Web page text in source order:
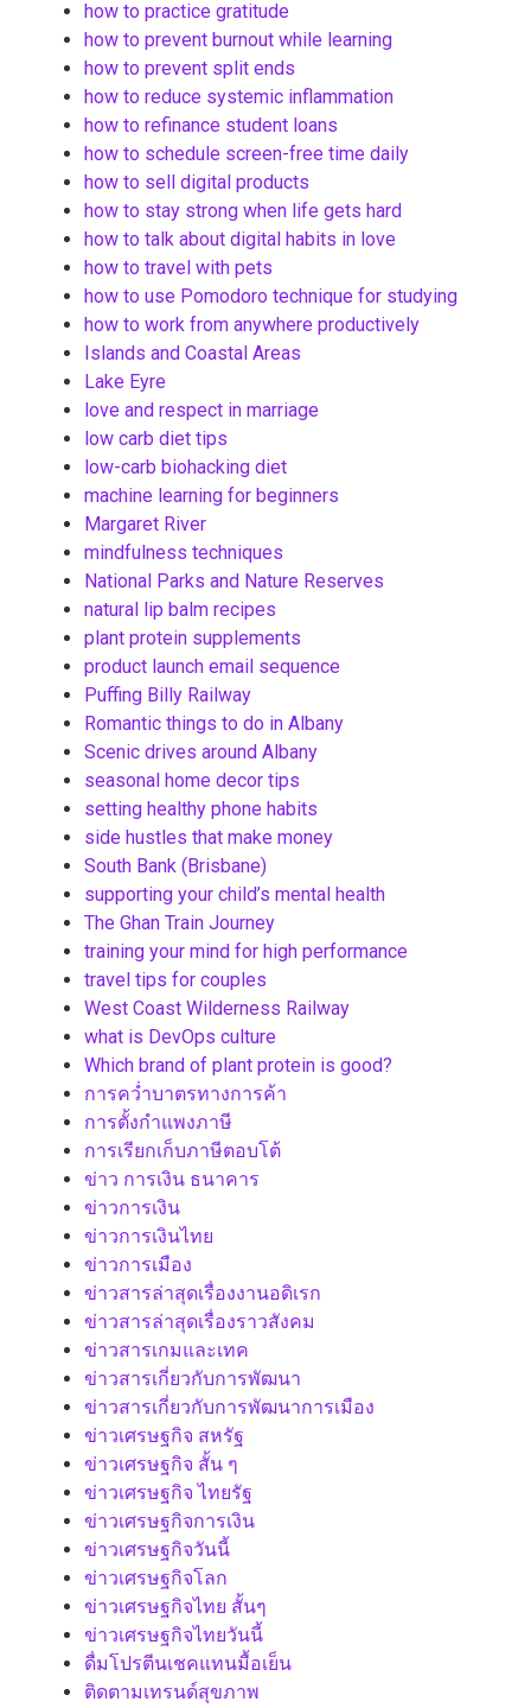
how to practice gratitude
how to prevent burnout while learning
how to prevent split ends
how to reduce systemic inflammation
how to refinance student loans
how to schedule screen-free time daily
how to sell digital products
how to stay strong when life gets hard
how to talk about digital habits in love
how to travel with pets
how to use Pomodoro technique for studying
how to work from anywhere productively
Islands and Coastal Areas
Lake Eyre
love and respect in marriage
low carb diet tips
low-carb biohacking diet
machine learning for beginners
Margaret River
mindfulness techniques
National Parks and Nature Reserves
natural lip balm recipes
plant protein supplements
product launch email sequence
Puffing Billy Railway
Romantic things to do in Albany
Scenic drives around Albany
seasonal home decor tips
setting healthy phone habits
side hustles that make money
South Bank (Brisbane)
supporting your child’s mental health
The Ghan Train Journey
training your mind for high performance
travel tips for couples
West Coast Wilderness Railway
what is DevOps culture
Which brand of plant protein is good?
การคว่ำบาตรทางการค้า
การตั้งกำแพงภาษี
การเรียกเก็บภาษีตอบโต้
ข่าว การเงิน ธนาคาร
ข่าวการเงิน
ข่าวการเงินไทย
ข่าวการเมือง
ข่าวสารล่าสุดเรื่องงานอดิเรก
ข่าวสารล่าสุดเรื่องราวสังคม
ข่าวสารเกมและเทค
ข่าวสารเกี่ยวกับการพัฒนา
ข่าวสารเกี่ยวกับการพัฒนาการเมือง
ข่าวเศรษฐกิจ สหรัฐ
ข่าวเศรษฐกิจ สั้น ๆ
ข่าวเศรษฐกิจ ไทยรัฐ
ข่าวเศรษฐกิจการเงิน
ข่าวเศรษฐกิจวันนี้
ข่าวเศรษฐกิจโลก
ข่าวเศรษฐกิจไทย สั้นๆ
ข่าวเศรษฐกิจไทยวันนี้
ดื่มโปรตีนเชคแทนมื้อเย็น
ติดตามเทรนด์สุขภาพ